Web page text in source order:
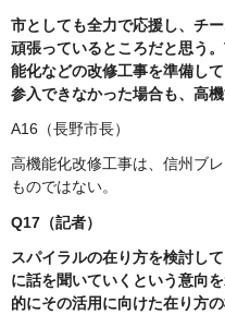
市としても全力で応援し、チ
頑張っているところだと思う
能化などの改修工事を準備し
参入できなかった場合も、高
A16（長野市長）
高機能化改修工事は、信州ブ
ものではない。
Q17（記者）
スパイラルの在り方を検討し
に話を聞いていくという意向
的にその活用に向けた在り方